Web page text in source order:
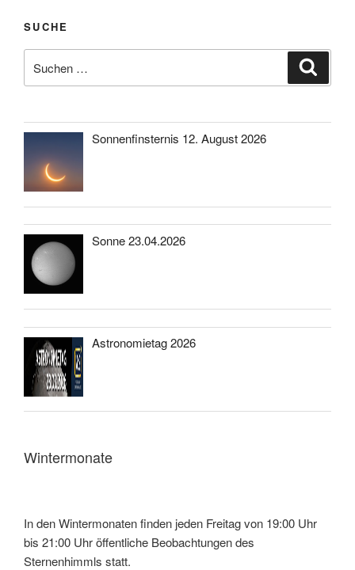
SUCHE
nach:
Sonnenfinsternis 12. August 2026
Sonne 23.04.2026
Astronomietag 2026
Wintermonate
In den Wintermonaten finden jeden Freitag von 19:00 Uhr
bis 21:00 Uhr öffentliche Beobachtungen des
Sternenhimmls statt.